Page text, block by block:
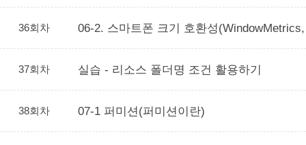
36회차 06-2. 스마트폰 크기 호환성
37회차 실습 - 리소스 폴더명 조건 활용하기
38회차 07-1 퍼미션(퍼미션이란)